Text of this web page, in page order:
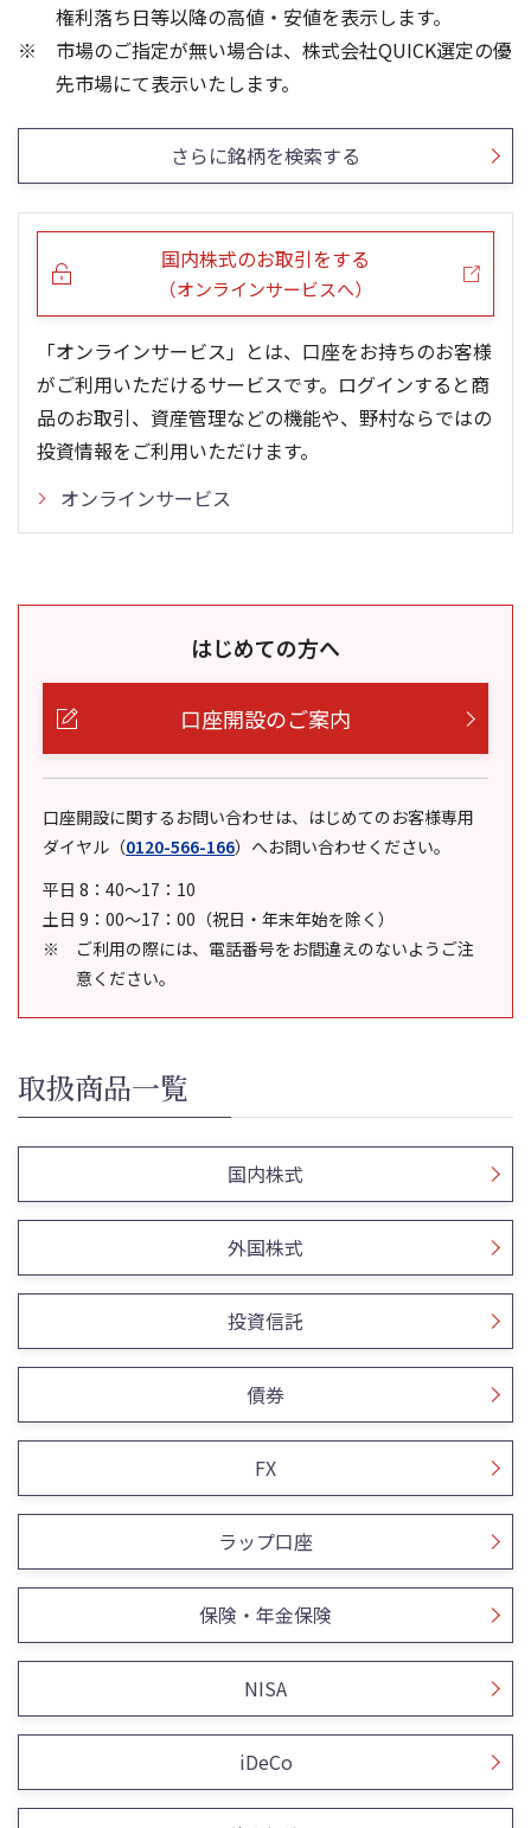
13週移動平均 26週移動平均 出来高(千)
450
0
200
400
5ヶ月移動平均 25ヶ月移動平均 出来高(百万)
100
0
3
権利落ち日等以降の高値・安値を表示します。
市場のご指定が無い場合は、株式会社QUICK選定の優
先市場にて表示いたします。
さらに銘柄を検索する
国内株式のお取引をする
（オンラインサービスへ）
「オンラインサービス」とは、口座をお持ちのお客様
がご利用いただけるサービスです。ログインすると商
品のお取引、資産管理などの機能や、野村ならではの
投資情報をご利用いただけます。
オンラインサービス
はじめての方へ
口座開設のご案内
口座開設に関するお問い合わせは、はじめてのお客様専用
ダイヤル （0120-566-166） へお問い合わせください。
平日 8：40～17：10
土日 9：00～17：00（祝日・年末年始を除く）
ご利用の際には、電話番号をお間違えのないようご注
意ください。
取扱商品一覧
国内株式
外国株式
投資信託
債券
FX
ラップ口座
保険・年金保険
NISA
iDeCo